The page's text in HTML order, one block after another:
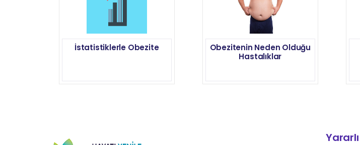
İstatistiklerle Obezite
Obezitenin Neden Olduğu
Hastalıklar